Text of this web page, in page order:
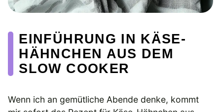
EINFÜHRUNG IN KÄSE-
HÄHNCHEN AUS DEM
SLOW COOKER
Wenn ich an gemütliche Abende denke, kommt